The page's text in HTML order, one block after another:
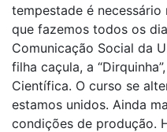
tempestade é
que fazemos todos os
Comunicação Social da
filha caçula, a
Científica. O curso se
estamos unidos. Ainda
condições de produção.